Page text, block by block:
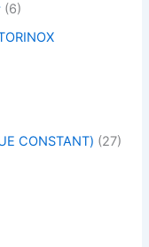
(6)
CONSTANT) (27)